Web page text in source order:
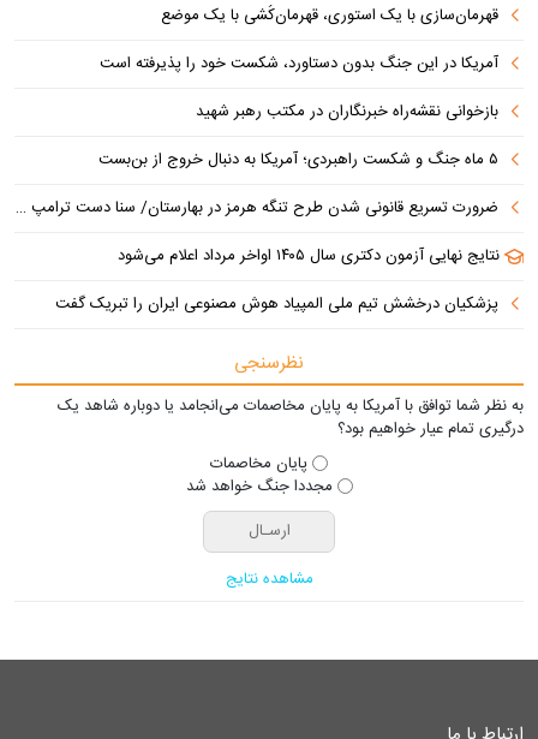
قهرمان‌سازی با یک استوری، قهرمان‌کُشی با یک موضع
آمریکا در این جنگ بدون دستاورد، شکست خود را پذیرفته است
بازخوانی نقشه‌راه خبرنگاران در مکتب رهبر شهید
۵ ماه جنگ و شکست راهبردی؛ آمریکا به دنبال خروج از بن‌بست
ضرورت تسریع قانونی شدن طرح تنگه هرمز در بهارستان/ سنا دست ترامپ را برای اعمال فشار به ایران بازتر کرد
نتایج نهایی آزمون دکتری سال ۱۴۰۵ اواخر مرداد اعلام می‌شود
پزشکیان درخشش تیم ملی المپیاد هوش مصنوعی ایران را تبریک گفت
نظرسنجی
به نظر شما توافق با آمریکا به پایان مخاصمات می‌انجامد یا دوباره شاهد یک
درگیری تمام عیار خواهیم بود؟
پایان مخاصمات
مجددا جنگ خواهد شد
مشاهده نتایج